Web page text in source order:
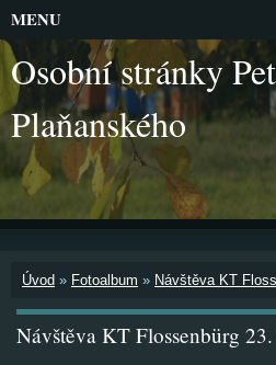
Osobní stránky
Plaňanského
Úvod » Fotoalbum » Návštěva KT
Návštěva KT Flossenbürg
MENU